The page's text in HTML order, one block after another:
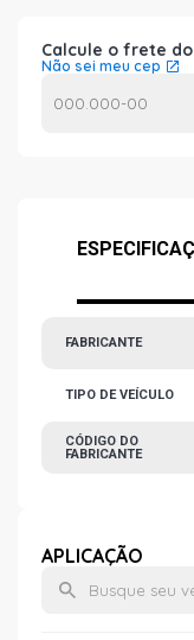
Calcule o frete
Não sei meu cep
FABRICANTE
TIPO DE VEÍCULO
CÓDIGO DO
FABRICANTE
APLICAÇÃO